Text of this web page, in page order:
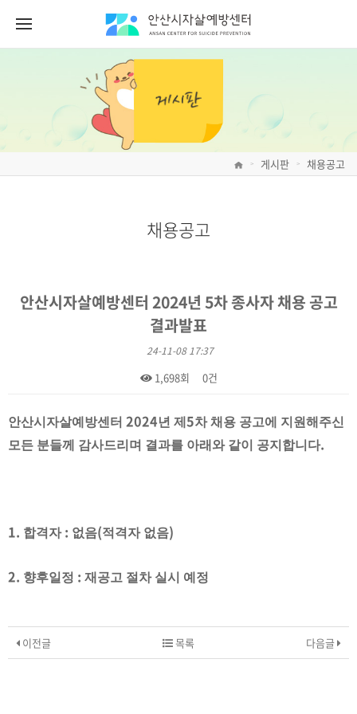
> 게시판 > 채용공고
채용공고
안산시자살예방센터 2024년 5차 종사자 채용 공고
결과발표
24-11-08 17:37
1,698회 0건
본문
안산시자살예방센터 2024년 제 5차 채용 공고에 지원해주신
모든 분들께 감사드리며 결과를 아래와 같이 공지합니다.
1. 합격자 : 없음(적격자 없음)
2. 향후일정 : 재공고 절차 실시 예정
이전글 다음글
목록